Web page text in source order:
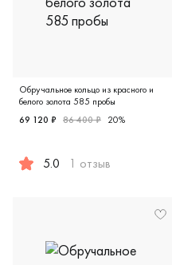
Обручальное кольцо из красного и
белого золота 585 пробы
69 120 ₽ 86 400 ₽ 20%
5.0 1 отзыв